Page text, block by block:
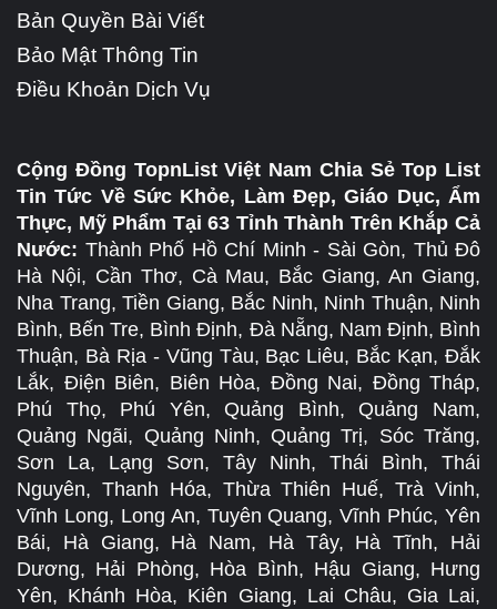
Bản Quyền Bài Viết
Bảo Mật Thông Tin
Điều Khoản Dịch Vụ
Cộng Đồng TopnList Việt Nam Chia Sẻ Top List
Tin Tức Về Sức Khỏe, Làm Đẹp, Giáo Dục, Ẩm
Thực, Mỹ Phẩm Tại 63 Tỉnh Thành Trên Khắp Cả
Nước: Thành Phố Hồ Chí Minh - Sài Gòn, Thủ Đô
Hà Nội, Cần Thơ, Cà Mau, Bắc Giang, An Giang,
Nha Trang, Tiền Giang, Bắc Ninh, Ninh Thuận, Ninh
Bình, Bến Tre, Bình Định, Đà Nẵng, Nam Định, Bình
Thuận, Bà Rịa - Vũng Tàu, Bạc Liêu, Bắc Kạn, Đắk
Lắk, Điện Biên, Biên Hòa, Đồng Nai, Đồng Tháp,
Phú Thọ, Phú Yên, Quảng Bình, Quảng Nam,
Quảng Ngãi, Quảng Ninh, Quảng Trị, Sóc Trăng,
Sơn La, Lạng Sơn, Tây Ninh, Thái Bình, Thái
Nguyên, Thanh Hóa, Thừa Thiên Huế, Trà Vinh,
Vĩnh Long, Long An, Tuyên Quang, Vĩnh Phúc, Yên
Bái, Hà Giang, Hà Nam, Hà Tây, Hà Tĩnh, Hải
Dương, Hải Phòng, Hòa Bình, Hậu Giang, Hưng
Yên, Khánh Hòa, Kiên Giang, Lai Châu, Gia Lai,